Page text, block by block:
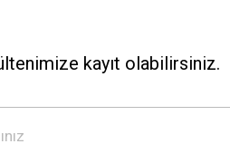
kayıt olabilirsiniz.